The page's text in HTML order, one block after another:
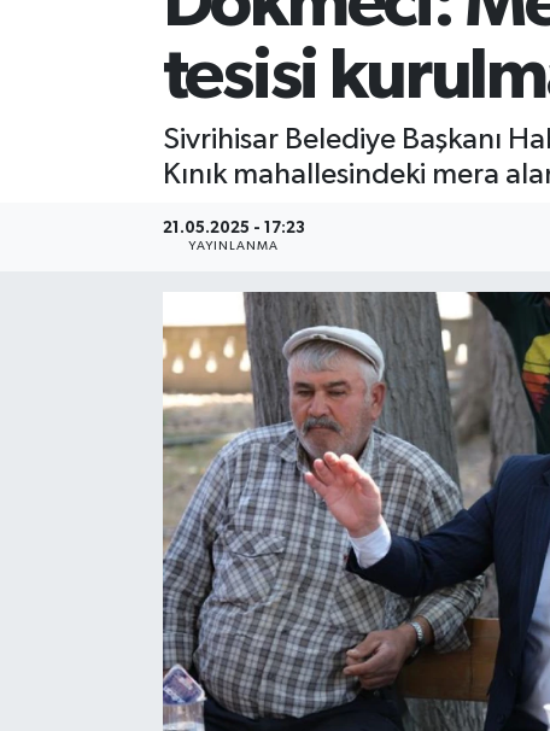
tesisi
Sivrihisar Belediye Başkanı
Kınık mahallesindeki mera
21.05.2025 - 17:23
YAYINLANMA